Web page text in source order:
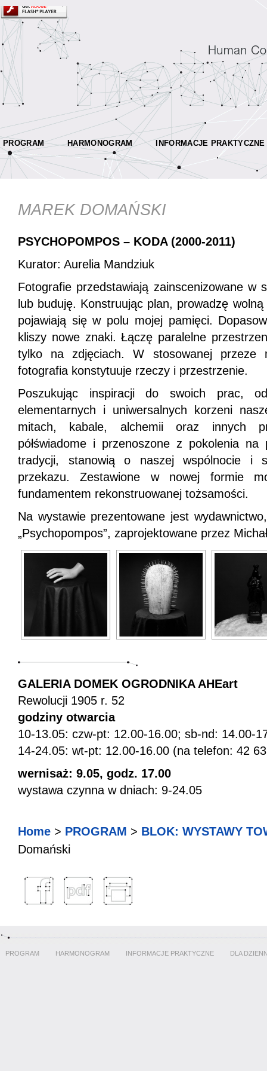
PROGRAM HARMONOGRAM INFORMACJE PRAKTYCZNE
MAREK DOMAŃSKI
PSYCHOPOMPOS – KODA (2000-2011)
Kurator: Aurelia Mandziuk
Fotografie przedstawiają zainscenizowane w
lub buduję. Konstruując plan, prowadzę
pojawiają się w polu mojej pamięci.
kliszy nowe znaki. Łączę paralelne
tylko na zdjęciach. W stosowanej przeze
fotografia konstytuuje rzeczy i przestrzenie.
Poszukując inspiracji do swoich prac,
elementarnych i uniwersalnych korzeni
mitach, kabale, alchemii oraz innych
półświadome i przenoszone z pokolenia
tradycji, stanowią o naszej wspólnocie i
przekazu. Zestawione w nowej formie
fundamentem rekonstruowanej tożsamości.
Na wystawie prezentowane jest
„Psychopompos”, zaprojektowane przez
GALERIA DOMEK OGRODNIKA AHEart
Rewolucji 1905 r. 52
godziny otwarcia
10-13.05: czw-pt: 12.00-16.00; sb-nd: 14.00-
14-24.05: wt-pt: 12.00-16.00 (na telefon: 42
wernisaż: 9.05, godz. 17.00
wystawa czynna w dniach: 9-24.05
Home > PROGRAM > BLOK: WYSTAWY
Domański
PROGRAM HARMONOGRAM INFORMACJE PRAKTYCZNE DLA